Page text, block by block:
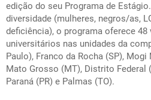
edição do seu Programa de
diversidade (mulheres, negros/as,
deficiência), o programa oferece 48
universitários nas unidades da
Paulo), Franco da Rocha (SP), Mogi
Mato Grosso (MT), Distrito Federal
Paraná (PR) e Palmas (TO).